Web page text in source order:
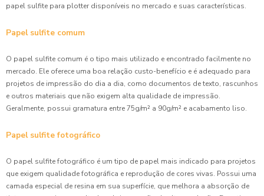
papel sulfite para plotter disponíveis no mercado e suas características.
Papel sulfite comum
O papel sulfite comum é o tipo mais utilizado e encontrado facilmente no
mercado. Ele oferece uma boa relação custo-benefício e é adequado para
projetos de impressão do dia a dia, como documentos de texto, rascunhos
e outros materiais que não exigem alta qualidade de impressão.
Geralmente, possui gramatura entre 75g/m² a 90g/m² e acabamento liso.
Papel sulfite fotográfico
O papel sulfite fotográfico é um tipo de papel mais indicado para projetos
que exigem qualidade fotográfica e reprodução de cores vivas. Possui uma
camada especial de resina em sua superfície, que melhora a absorção de